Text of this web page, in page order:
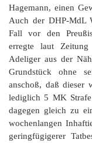
Hagemann, einen
Auch der DHP-MdL
Fall vor den
erregte laut
Adeliger aus der
Grundstück ohne
anschoß, daß dieser
lediglich 5 MK
dagegen gleich zu
wochenlangen
geringfügigerer